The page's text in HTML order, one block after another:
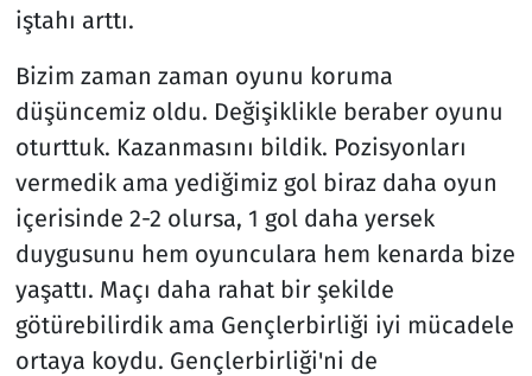
iştahı arttı.
Bizim zaman zaman oyunu koruma
düşüncemiz oldu. Değişiklikle beraber oyunu
oturttuk. Kazanmasını bildik. Pozisyonları
vermedik ama yediğimiz gol biraz daha oyun
içerisinde 2-2 olursa, 1 gol daha yersek
duygusunu hem oyunculara hem kenarda bize
yaşattı. Maçı daha rahat bir şekilde
götürebilirdik ama Gençlerbirliği iyi mücadele
ortaya koydu. Gençlerbirliği'ni de